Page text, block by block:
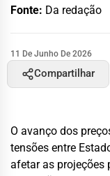
Fonte: Da redação
11 De Junho De 2026
Compartilhar
O avanço dos
tensões entre
afetar as projeções